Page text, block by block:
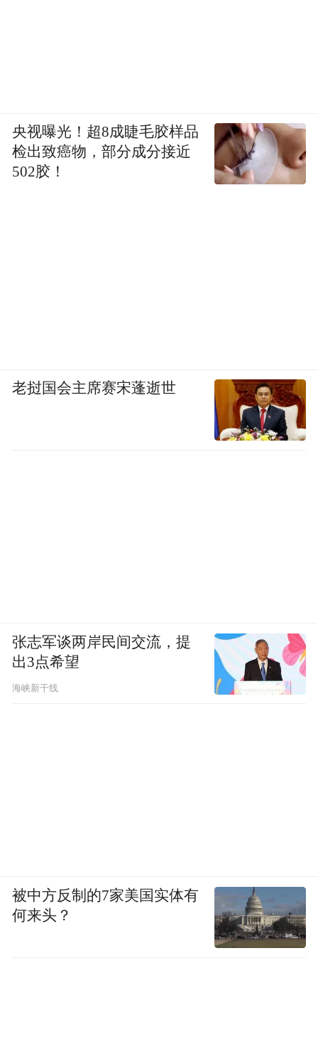
央视曝光！超8成睫毛胶样品
检出致癌物，部分成分接近
502胶！
老挝国会主席赛宋蓬逝世
张志军谈两岸民间交流，提
出3点希望
海峡新干线
被中方反制的7家美国实体有
何来头？